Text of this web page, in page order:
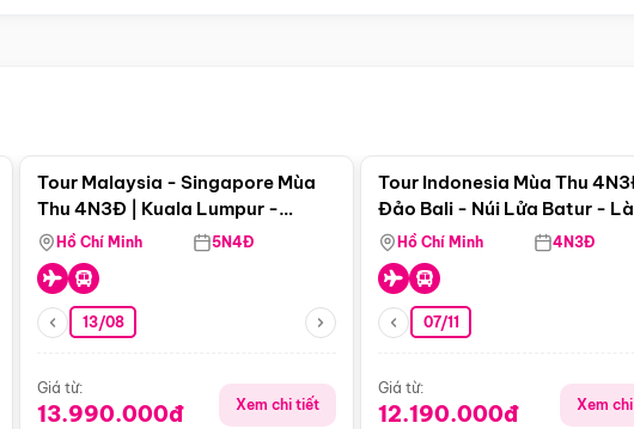
Tour Malaysia - Singapore Mùa
Thu 4N3Đ | Kuala Lumpur -
Malacca - Johor Baru -
Singapore
Hồ Chí Minh 5N4Đ
13/08
Giá từ:
13.990.000đ Xem chi tiết
Tour Indonesia Mùa Thu
Đảo Bali - Núi Lửa Batur -
Penglipuran
Hồ Chí Minh 4N3Đ
07/11
Giá từ:
12.190.000đ Xem